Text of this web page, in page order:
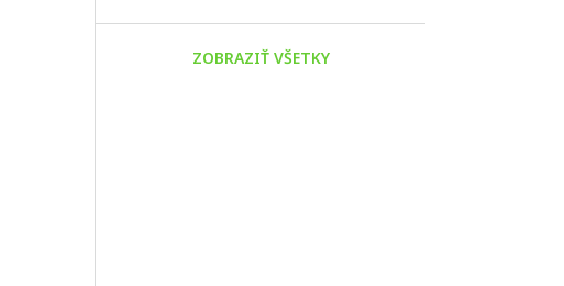
ZOBRAZIŤ VŠETKY